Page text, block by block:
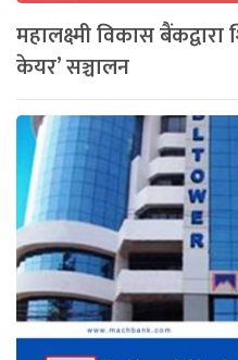
महालक्ष्मी विकास
केयर’ सञ्चालन